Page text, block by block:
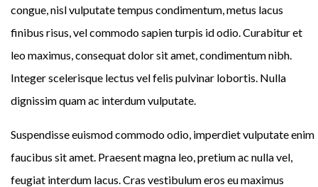
congue, nisl vulputate tempus condimentum, metus lacus
finibus risus, vel commodo sapien turpis id odio. Curabitur et
leo maximus, consequat dolor sit amet, condimentum nibh.
Integer scelerisque lectus vel felis pulvinar lobortis. Nulla
dignissim quam ac interdum vulputate.
Suspendisse euismod commodo odio, imperdiet vulputate enim
faucibus sit amet. Praesent magna leo, pretium ac nulla vel,
feugiat interdum lacus. Cras vestibulum eros eu maximus